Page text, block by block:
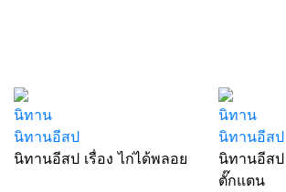
นิทาน
นิทานอีสป
นิทานอีสป เรื่อง ไก่ได้พลอย
นิทาน
นิทานอีสป
นิทานอีสป
ตั๊กแตน